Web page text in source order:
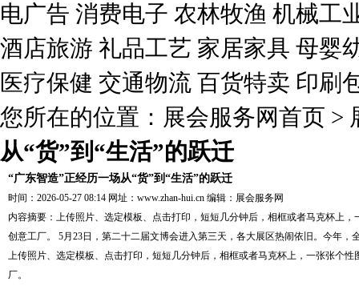
电广告 消费电子 农林牧渔 机械工
酒店旅游 礼品工艺 家居家具 母婴
医疗保健 交通物流 百货特卖 印刷
您所在的位置： 展会服务网首页 >
从“货”到“生活”的跃迁
“广东智造”正经历一场从“货”到“生活”的跃迁
时间：2026-05-27 08:14 网址： www.zhan-hui.cn 编辑： 展会服务网
内容摘要：上传照片、选定模板、点击打印，短短几分钟后，相框或者马克杯上
创意工厂。 5月23日，第二十二届文博会进入第三天，各大展区热闹依旧。今年，
上传照片、选定模板、点击打印，短短几分钟后，相框或者马克杯上，一张张个
厂。